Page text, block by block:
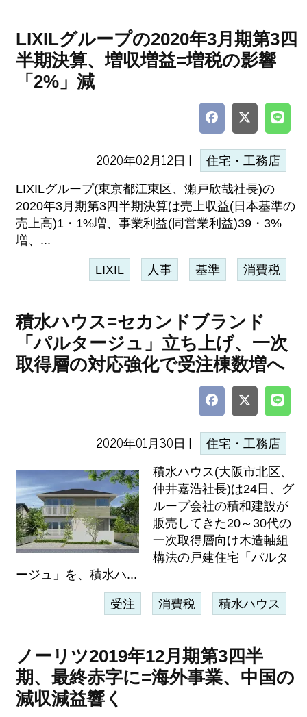
LIXILグループの2020年3月期第3四
半期決算、増収増益=増税の影響
「2%」減
2020年02月12日 | 住宅・工務店
LIXILグループ(東京都江東区、瀬戸欣哉社長)の
2020年3月期第3四半期決算は売上収益(日本基準の
売上高)1・1%増、事業利益(同営業利益)39・3%
増、...
LIXIL 人事 基準 消費税
積水ハウス=セカンドブランド
「パルタージュ」立ち上げ、一次
取得層の対応強化で受注棟数増へ
2020年01月30日 | 住宅・工務店
積水ハウス(大阪市北区、
仲井嘉浩社長)は24日、グ
ループ会社の積和建設が
販売してきた20～30代の
一次取得層向け木造軸組
構法の戸建住宅「パルタ
ージュ」を、積水ハ...
受注 消費税 積水ハウス
ノーリツ2019年12月期第3四半
期、最終赤字に=海外事業、中国の
減収減益響く